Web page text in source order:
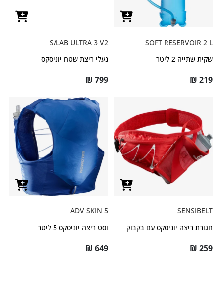
SOFT RESERVOIR 2 L
שקית שתייה 2 ליטר
₪ 219
S/LAB ULTRA 3 V2
נעלי ריצת שטח יוניסקס
₪ 799
SENSIBELT
חגורת ריצה יוניסקס עם בקבוק
₪ 259
ADV SKIN 5
וסט ריצה יוניסקס 5 ליטר
₪ 649